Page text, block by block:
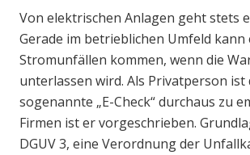
Von elektrischen Anlagen geht stets
Gerade im betrieblichen Umfeld kann
Stromunfällen kommen, wenn die
unterlassen wird. Als Privatperson ist
sogenannte „E-Check“ durchaus zu
Firmen ist er vorgeschrieben.
DGUV 3, eine Verordnung der